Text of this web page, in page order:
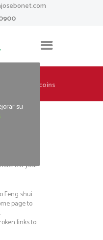
bonus code coins
your
Feng shui
page to
links to
su